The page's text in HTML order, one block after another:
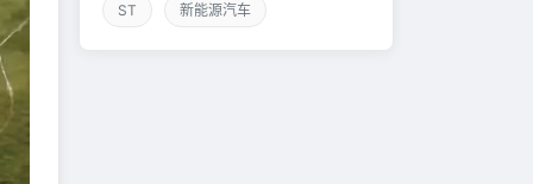
ST 新能源汽车